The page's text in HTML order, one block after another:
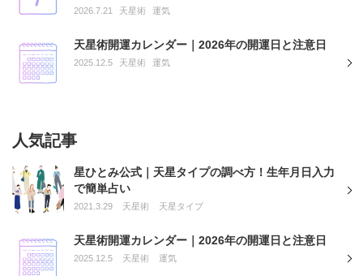
2026.7.21 天星術 運気
天星術開運カレンダー｜2026年の開運日と注意日
2025.12.5 天星術 運気
人気記事
星ひとみ公式｜天星タイプの調べ方！生年月日入力
で簡単占い
2021.3.29 天星術 天星タイプ
天星術開運カレンダー｜2026年の開運日と注意日
2025.12.5 天星術 運気